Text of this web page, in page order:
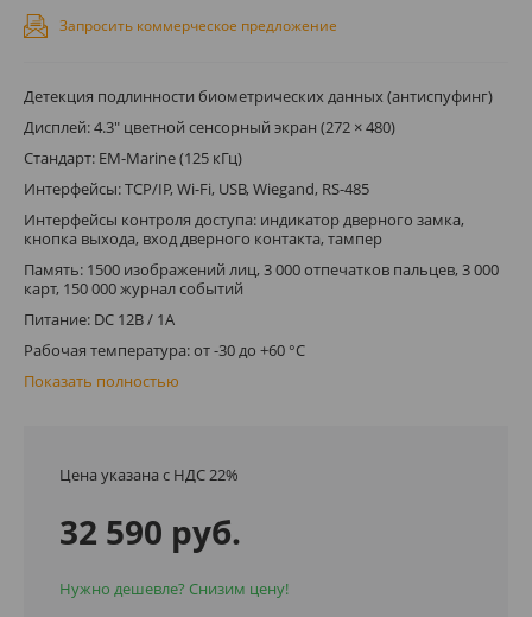
Запросить коммерческое предложение
Детекция подлинности биометрических данных (антиспуфинг)
Дисплей: 4.3" цветной сенсорный экран (272 × 480)
Стандарт: EM-Marine (125 кГц)
Интерфейсы: TCP/IP, Wi-Fi, USB, Wiegand, RS-485
Интерфейсы контроля доступа: индикатор дверного замка,
кнопка выхода, вход дверного контакта, тампер
Память: 1500 изображений лиц, 3 000 отпечатков пальцев, 3 000
карт, 150 000 журнал событий
Питание: DC 12В / 1А
Рабочая температура: от -30 до +60 °C
Показать полностью
Цена указана с НДС 22%
32 590 руб.
Нужно дешевле? Снизим цену!